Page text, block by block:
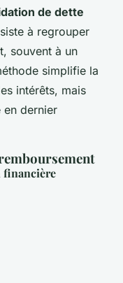
de dette
à regrouper
souvent à un
simplifie la
intérêts, mais
en dernier
financière